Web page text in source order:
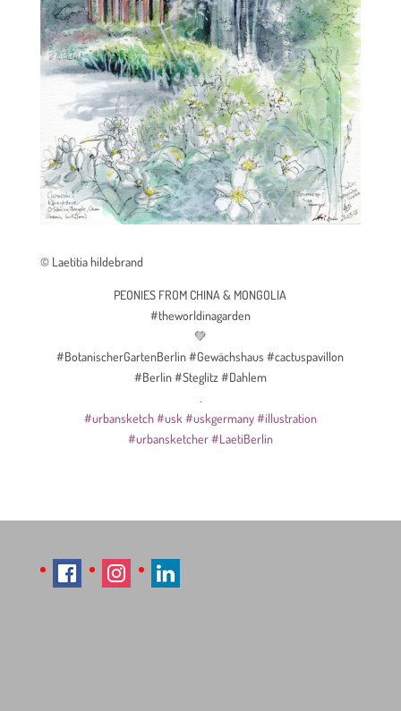
© Laetitia hildebrand
PEONIES FROM CHINA & MONGOLIA
#theworldinagarden
💚
#BotanischerGartenBerlin #Gewächshaus #cactuspavillon
#Berlin #Steglitz #Dahlem
.
#urbansketch#usk #uskgermany#illustration
#urbansketcher#LaetiBerlin